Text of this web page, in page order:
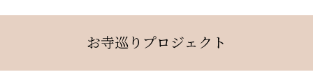
大学コラボプロジェクト
お寺巡りプロジェクト